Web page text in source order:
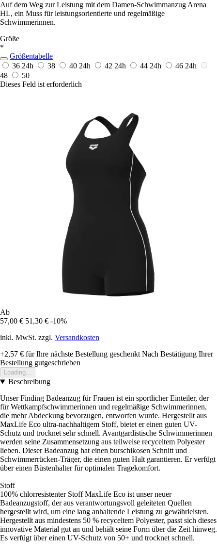
Auf dem Weg zur Leistung mit dem Damen-Schwimmanzug Arena
HL, ein Muss für leistungsorientierte und regelmäßige
Schwimmerinnen.
Größe
*
Größentabelle
36 24h 38 40 24h 42 24h 44 24h 46 24h
48
50
Dieses Feld ist erforderlich
Ab
57,00 € 51,30 € -10%
inkl. MwSt. zzgl. Versandkosten
+2,57 € für Ihre nächste Bestellung geschenkt Nach Bestätigung Ihrer
Bestellung gutgeschrieben
Loading...
Beschreibung
Unser Finding Badeanzug für Frauen ist ein sportlicher Einteiler, der
für Wettkampfschwimmerinnen und regelmäßige Schwimmerinnen,
die mehr Abdeckung bevorzugen, entworfen wurde. Hergestellt aus
MaxLife Eco ultra-nachhaltigem Stoff, bietet er einen guten UV-
Schutz und trocknet sehr schnell. Avantgardistische Schwimmerinnen
werden seine Zusammensetzung aus teilweise recyceltem Polyester
lieben. Dieser Badeanzug hat einen burschikosen Schnitt und
Schwimmerrücken-Träger, die einen guten Halt garantieren. Er verfügt
über einen Büstenhalter für optimalen Tragekomfort.
Stoff
100% chlorresistenter Stoff MaxLife Eco ist unser neuer
Badeanzugstoff, der aus verantwortungsvoll geleiteten Quellen
hergestellt wird, um eine lang anhaltende Leistung zu gewährleisten.
Hergestellt aus mindestens 50 % recyceltem Polyester, passt sich dieses
innovative Material gut an und behält seine Form über die Zeit hinweg.
Es verfügt über einen UV-Schutz von 50+ und trocknet schnell.